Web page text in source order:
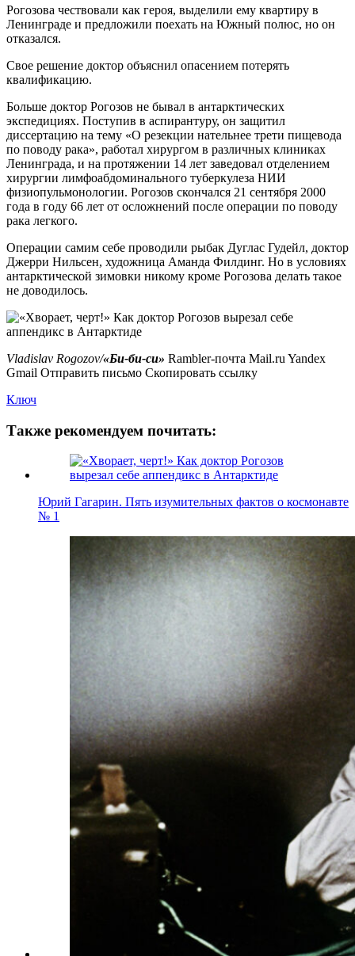
Рогозова чествовали как героя, выделили ему квартиру в
Ленинграде и предложили поехать на Южный полюс, но он
отказался.
Свое решение доктор объяснил опасением потерять
квалификацию.
Больше доктор Рогозов не бывал в антарктических
экспедициях. Поступив в аспирантуру, он защитил
диссертацию на тему «О резекции нательнее трети пищевода
по поводу рака», работал хирургом в различных клиниках
Ленинграда, и на протяжении 14 лет заведовал отделением
хирургии лимфоабдоминального туберкулеза НИИ
физиопульмонологии. Рогозов скончался 21 сентября 2000
года в году 66 лет от осложнений после операции по поводу
рака легкого.
Операции самим себе проводили рыбак Дуглас Гудейл, доктор
Джерри Нильсен, художница Аманда Филдинг. Но в условиях
антарктической зимовки никому кроме Рогозова делать такое
не доводилось.
Vladislav Rogozov/«Би-би-си» Rambler-почта Mail.ru Yandex
Gmail Отправить письмо Скопировать ссылку
Ключ
Также рекомендуем почитать:
Юрий Гагарин. Пять изумительных фактов о космонавте
№ 1